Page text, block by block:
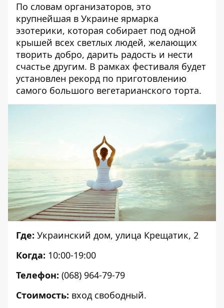
По словам организаторов, это
крупнейшая в Украине ярмарка
эзотерики, которая собирает под одной
крышей всех светлых людей, желающих
творить добро, дарить радость и нести
счастье другим. В рамках фестиваля будет
установлен рекорд по приготовлению
самого большого вегетарианского торта.
Где: Украинский дом, улица Крещатик, 2
Когда: 10:00-19:00
Телефон: (068) 964-79-79
Стоимость: вход свободный.